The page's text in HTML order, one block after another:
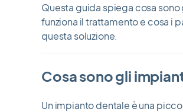
Questa guida spiega cosa
funziona il trattamento e cosa i
questa soluzione.
Cosa sono gli
Un impianto dentale è una